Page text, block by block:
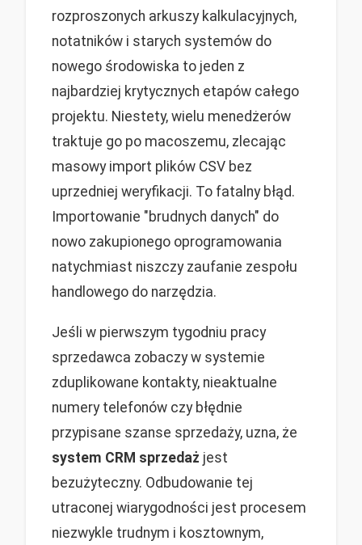
rozproszonych arkuszy kalkulacyjnych,
notatników i starych systemów do
nowego środowiska to jeden z
najbardziej krytycznych etapów całego
projektu. Niestety, wielu menedżerów
traktuje go po macoszemu, zlecając
masowy import plików CSV bez
uprzedniej weryfikacji. To fatalny błąd.
Importowanie "brudnych danych" do
nowo zakupionego oprogramowania
natychmiast niszczy zaufanie zespołu
handlowego do narzędzia.
Jeśli w pierwszym tygodniu pracy
sprzedawca zobaczy w systemie
zduplikowane kontakty, nieaktualne
numery telefonów czy błędnie
przypisane szanse sprzedaży, uzna, że
system CRM sprzedaż jest
bezużyteczny. Odbudowanie tej
utraconej wiarygodności jest procesem
niezwykle trudnym i kosztownym,